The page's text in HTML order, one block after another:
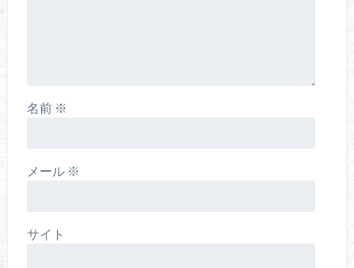
名前 ※
メール ※
サイト